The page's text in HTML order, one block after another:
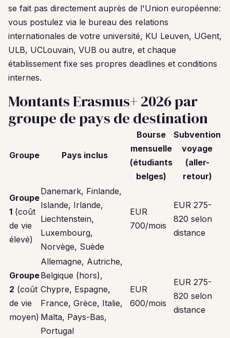
se fait pas directement auprès de l'Union européenne:
vous postulez via le bureau des relations
internationales de votre université, KU Leuven, UGent,
ULB, UCLouvain, VUB ou autre, et chaque
établissement fixe ses propres deadlines et conditions
internes.
Montants Erasmus+ 2026 par
groupe de pays de destination
Groupe Pays inclus
Bourse
mensuelle
(étudiants
belges)
Subvention
voyage
(aller-
retour)
Groupe
1 (coût
de vie
élevé)
Danemark, Finlande,
Islande, Irlande,
Liechtenstein,
Luxembourg,
Norvège, Suède
EUR
700/mois
EUR 275-
820 selon
distance
Groupe
2 (coût
de vie
moyen)
Allemagne, Autriche,
Belgique (hors),
Chypre, Espagne,
France, Grèce, Italie,
Malta, Pays-Bas,
Portugal
EUR
600/mois
EUR 275-
820 selon
distance